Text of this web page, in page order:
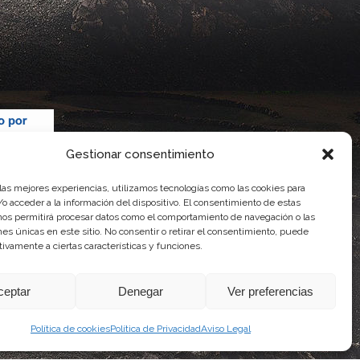
Gestionar consentimiento
mejores experiencias, utilizamos tecnologías como las cookies para
acceder a la información del dispositivo. El consentimiento de estas
permitirá procesar datos como el comportamiento de navegación o las
únicas en este sitio. No consentir o retirar el consentimiento, puede
a ciertas características y funciones.
Denegar Ver preferencias
Política de cookiesPolítica de PrivacidadAviso Legal
de Canarias